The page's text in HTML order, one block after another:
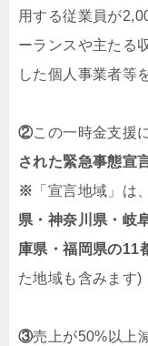
用する従業員が
ーランスや主たる
した個人事業者等
②この一時金支援
された緊急事態宣
※ 「宣言地域」は、
県・神奈川県・岐
庫県・福岡県の11
た地域も含みます)
③売上が50%以上